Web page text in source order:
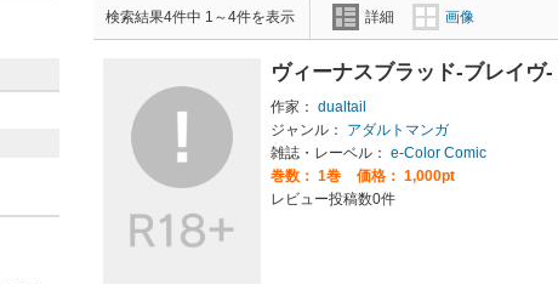
検索結果4件中 1～4件を表示 詳細 画像
ヴィーナスブラッド-ブレイヴ
作家： dualtail
ジャンル：
アダルトマンガ
雑誌・レーベル： e-Color Comic
巻数： 1巻
価格： 1,000pt
レビュー投稿数0件